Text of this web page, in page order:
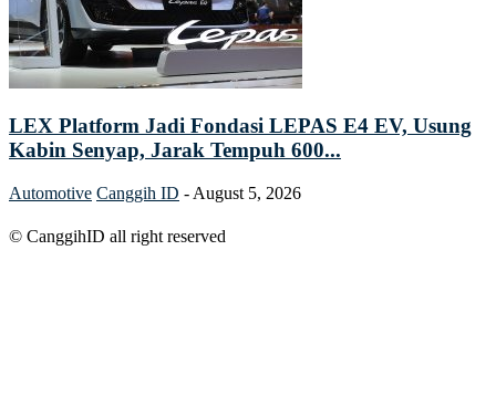
LEX Platform Jadi Fondasi LEPAS E4 EV, Usung
Kabin Senyap, Jarak Tempuh 600...
Automotive Canggih ID - August 5, 2026
© CanggihID all right reserved